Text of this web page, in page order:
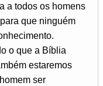
a todos os homens
que ninguém
o que a Bíblia
estaremos
ser